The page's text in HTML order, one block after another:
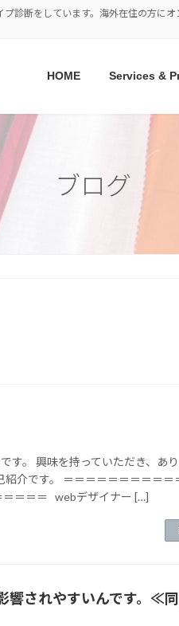
診断をしています。海外在住の方に
HOME Services &
ブログ
す。 興味を持っていただき、あ
紹介です。 ＝＝＝＝＝＝＝＝＝＝
＝＝＝＝ webデザイナー […]
響されやすいんです。≪